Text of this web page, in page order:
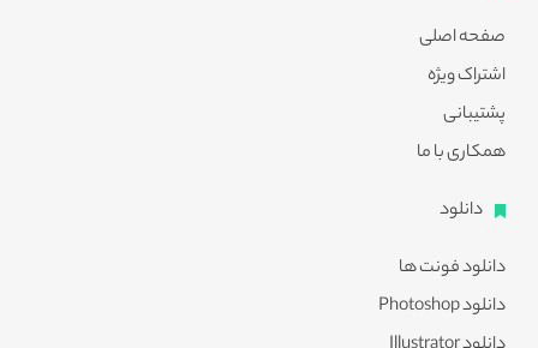
صفحه اصلی
اشتراک ویژه
پشتیبانی
همکاری با ما
دانلود
دانلود فونت ها
دانلود Photoshop